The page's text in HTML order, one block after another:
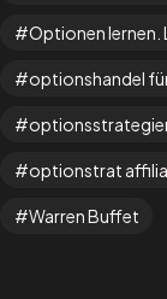
Optionen lernen.
optionshandel
optionstrat
Warren Buffet